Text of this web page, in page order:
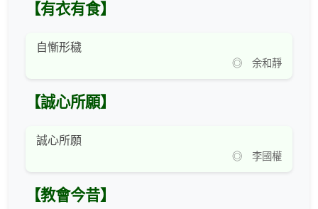
【有衣有食】
自慚形穢
◎ 余和靜
【誠心所願】
誠心所願
◎ 李國權
【教會今昔】